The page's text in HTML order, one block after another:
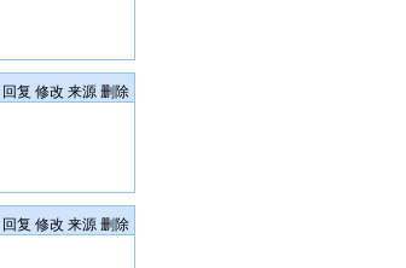
回复 修改 来源 删除
回复 修改 来源 删除